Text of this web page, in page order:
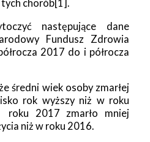
chorób[1].
następujące dane
Fundusz Zdrowia
2017 do i półrocza
średni wiek osoby zmarłej
rok wyższy niż w roku
2017 zmarło mniej
niż w roku 2016.